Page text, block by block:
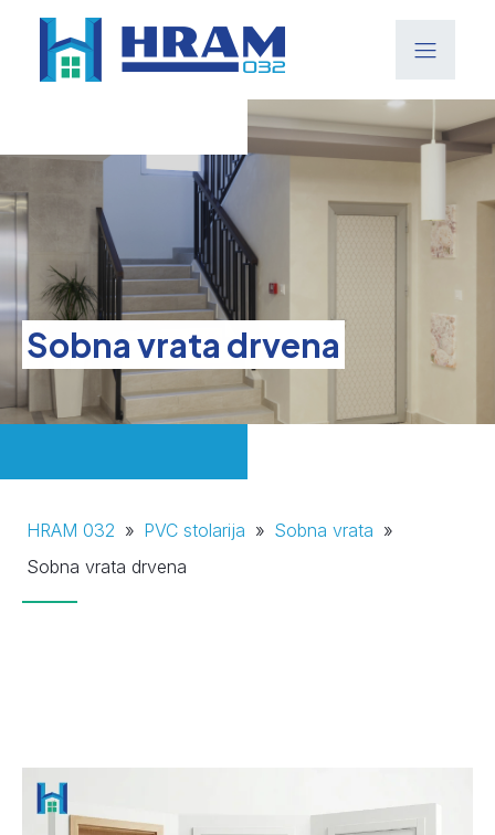
Sobna vrata drvena
HRAM 032 » PVC stolarija » Sobna vrata »
Sobna vrata drvena